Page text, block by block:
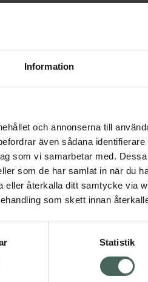
Information
och annonserna till
även sådana
som vi samarbetar med.
som de har samlat in när du
återkalla ditt samtycke via
som skett innan
Statistik
Fler produkter
Aktuella